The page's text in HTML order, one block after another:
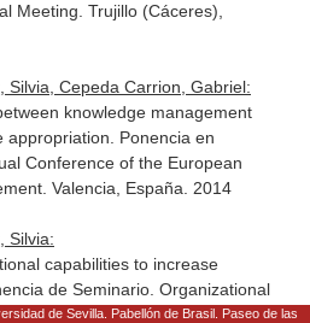
Meeting. Trujillo (Cáceres),
Silvia, Cepeda Carrion, Gabriel:
knowledge management
appropriation. Ponencia en
Conference of the European
Valencia, España. 2014
Silvia:
capabilities to increase
de Seminario. Organizational
Management and Organizational
de Sevilla. Pabellón de Brasil. Paseo de las